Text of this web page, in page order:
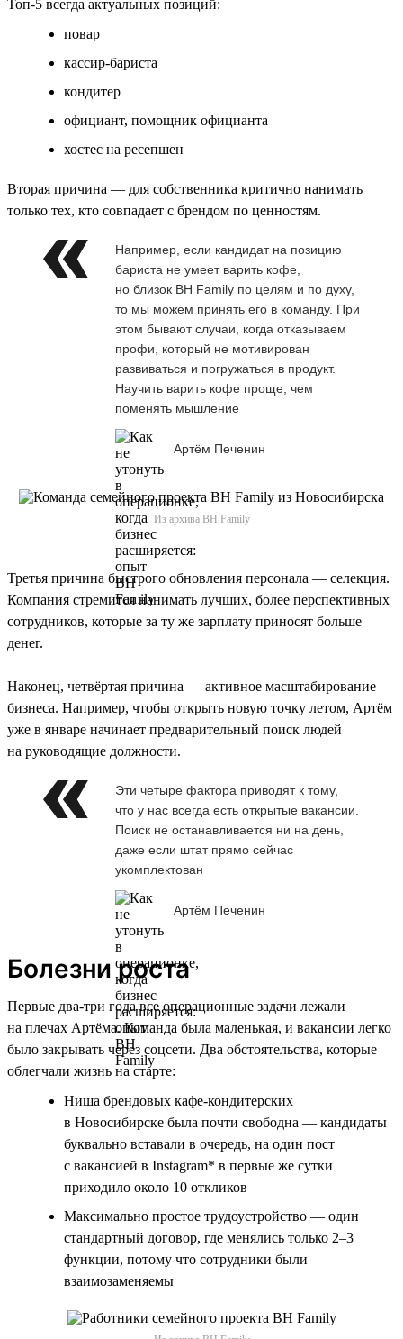
Топ-5 всегда актуальных позиций:
повар
кассир-бариста
кондитер
официант, помощник официанта
хостес на ресепшен
Вторая причина — для собственника критично нанимать
только тех, кто совпадает с брендом по ценностям.
Например, если кандидат на позицию
бариста не умеет варить кофе,
но близок BH Family по целям и по духу,
то мы можем принять его в команду. При
этом бывают случаи, когда отказываем
профи, который не мотивирован
развиваться и погружаться в продукт.
Научить варить кофе проще, чем
поменять мышление
Артём Печенин
Из архива BH Family
Третья причина быстрого обновления персонала — селекция.
Компания стремится нанимать лучших, более перспективных
сотрудников, которые за ту же зарплату приносят больше
денег.
Наконец, четвёртая причина — активное масштабирование
бизнеса. Например, чтобы открыть новую точку летом, Артём
уже в январе начинает предварительный поиск людей
на руководящие должности.
Эти четыре фактора приводят к тому,
что у нас всегда есть открытые вакансии.
Поиск не останавливается ни на день,
даже если штат прямо сейчас
укомплектован
Артём Печенин
Болезни роста
Первые два-три года все операционные задачи лежали
на плечах Артёма. Команда была маленькая, и вакансии легко
было закрывать через соцсети. Два обстоятельства, которые
облегчали жизнь на старте:
Ниша брендовых кафе-кондитерских
в Новосибирске была почти свободна — кандидаты
буквально вставали в очередь, на один пост
с вакансией в Instagram* в первые же сутки
приходило около 10 откликов
Максимально простое трудоустройство — один
стандартный договор, где менялись только 2–3
функции, потому что сотрудники были
взаимозаменяемы